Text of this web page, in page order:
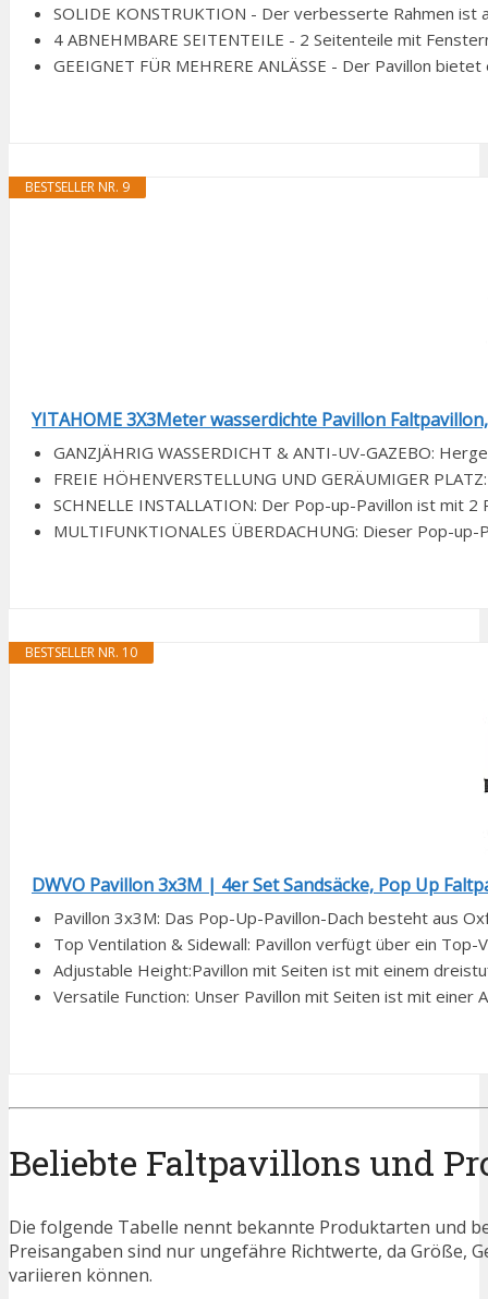
SOLIDE KONSTRUKTION - Der verbesserte Rahmen
4 ABNEHMBARE SEITENTEILE - 2 Seitenteile mit
GEEIGNET FÜR MEHRERE ANLÄSSE - Der Pavillon
BESTSELLER NR. 9
YITAHOME 3X3Meter wasserdichte Pavillon
GANZJÄHRIG WASSERDICHT & ANTI-UV-GAZEBO:
FREIE HÖHENVERSTELLUNG UND GERÄUMIGER
SCHNELLE INSTALLATION: Der Pop-up-Pavillon ist mit
MULTIFUNKTIONALES ÜBERDACHUNG: Dieser Pop-
BESTSELLER NR. 10
DWVO Pavillon 3x3M | 4er Set Sandsäcke, Pop Up
Pavillon 3x3M: Das Pop-Up-Pavillon-Dach besteht aus
Top Ventilation & Sidewall: Pavillon verfügt über ein
Adjustable Height:Pavillon mit Seiten ist mit einem
Versatile Function: Unser Pavillon mit Seiten ist mit einer
Beliebte Faltpavillons und
Die folgende Tabelle nennt bekannte Produktarten und
Preisangaben sind nur ungefähre Richtwerte, da Größe,
variieren können.